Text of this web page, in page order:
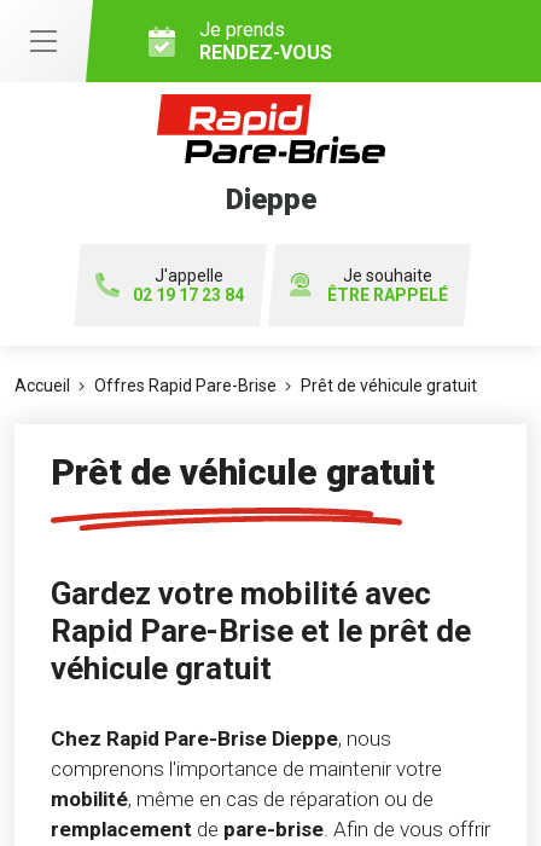
Je prends
RENDEZ-VOUS
Dieppe
J'appelle
02 19 17 23 84
Je souhaite
ÊTRE RAPPELÉ
Accueil Offres Rapid Pare-Brise Prêt de véhicule gratuit
Prêt de véhicule gratuit
Gardez votre mobilité avec
Rapid Pare-Brise et le prêt de
véhicule gratuit
Chez Rapid Pare-Brise Dieppe, nous
comprenons l'importance de maintenir votre
mobilité, même en cas de réparation ou de
remplacement de pare-brise. Afin de vous offrir